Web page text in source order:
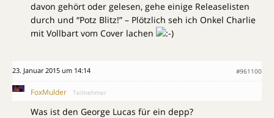
davon gehört oder gelesen, gehe einige Releaselisten
durch und “Potz Blitz!” – Plötzlich seh ich Onkel Charlie
mit Vollbart vom Cover lachen
23. Januar 2015 um 14:14 #961100
FoxMulder Teilnehmer
Was ist den George Lucas für ein depp?